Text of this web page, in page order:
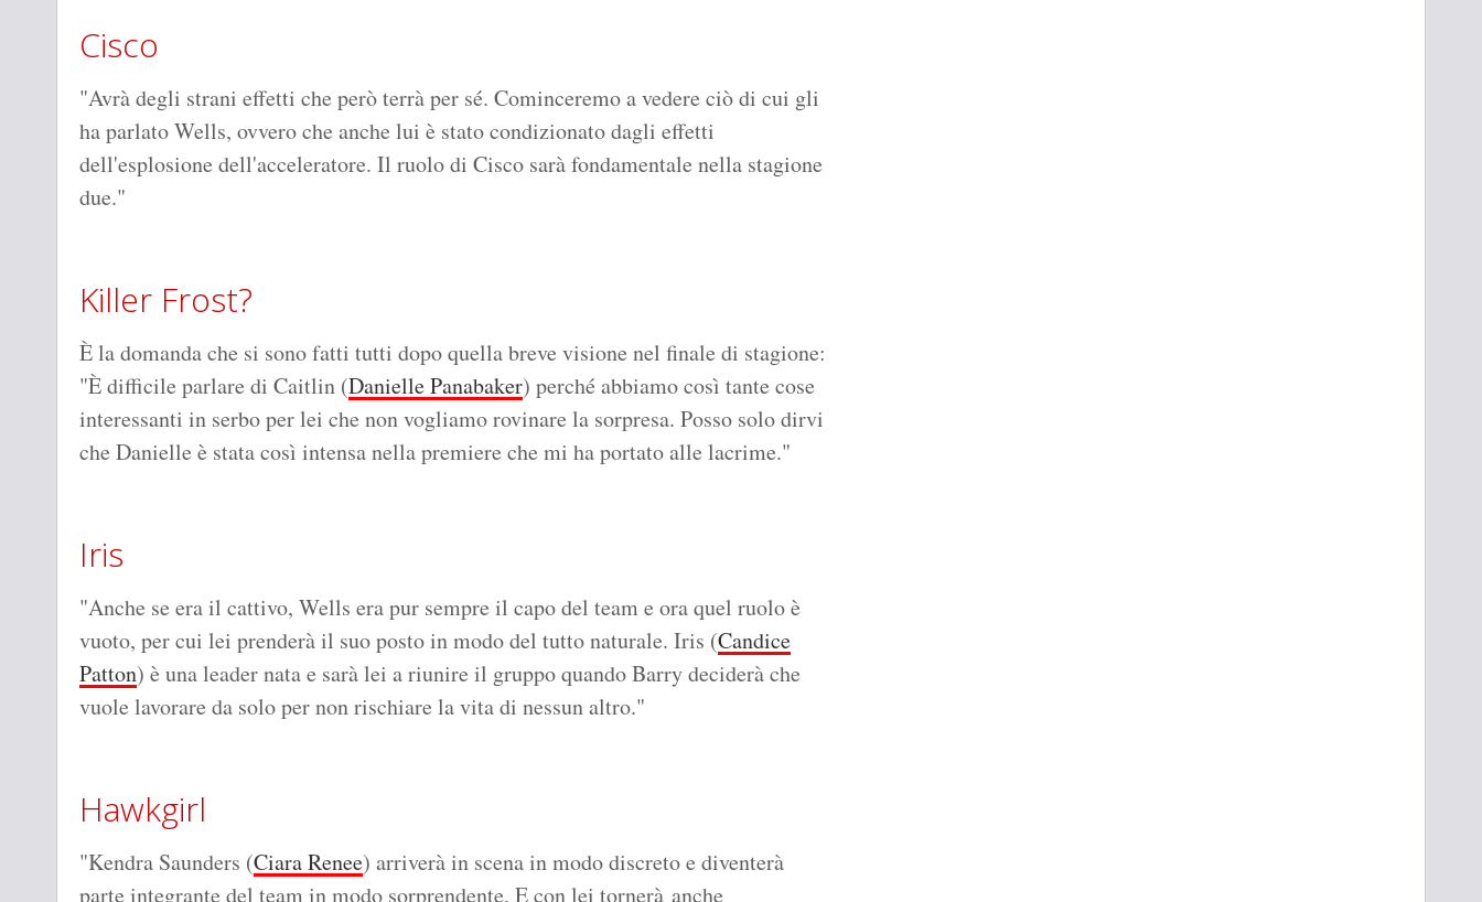
Cisco
"Avrà degli strani effetti che però terrà per sé. Cominceremo a vedere ciò di cui gli
ha parlato Wells, ovvero che anche lui è stato condizionato dagli effetti
dell'esplosione dell'acceleratore. Il ruolo di Cisco sarà fondamentale nella stagione
due."
Killer Frost?
È la domanda che si sono fatti tutti dopo quella breve visione nel finale di stagione:
"È difficile parlare di Caitlin (Danielle Panabaker) perché abbiamo così tante cose
interessanti in serbo per lei che non vogliamo rovinare la sorpresa. Posso solo dirvi
che Danielle è stata così intensa nella premiere che mi ha portato alle lacrime."
Iris
"Anche se era il cattivo, Wells era pur sempre il capo del team e ora quel ruolo è
vuoto, per cui lei prenderà il suo posto in modo del tutto naturale. Iris (Candice
Patton) è una leader nata e sarà lei a riunire il gruppo quando Barry deciderà che
vuole lavorare da solo per non rischiare la vita di nessun altro."
Hawkgirl
"Kendra Saunders (Ciara Renee) arriverà in scena in modo discreto e diventerà
parte integrante del team in modo sorprendente. E con lei tornerà anche